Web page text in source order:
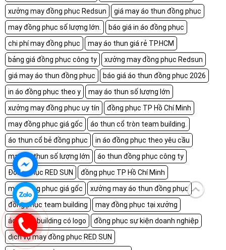
xưởng may đồng phục Redsun
giá may áo thun đồng phục
may đồng phục số lượng lớn.
báo giá in áo đồng phục
chi phí may đồng phục
may áo thun giá rẻ TP.HCM
bảng giá đồng phục công ty
xưởng may đồng phục Redsun
giá may áo thun đồng phục
báo giá áo thun đồng phục 2026
in áo đồng phục theo y
may áo thun số lượng lớn
xưởng may đồng phục uy tín
đồng phục TP Hồ Chí Minh
may đồng phục giá gốc
áo thun cổ tròn team building.
áo thun cổ bẻ đồng phục
in áo đồng phục theo yêu cầu
may áo thun số lượng lớn
áo thun đồng phục công ty
Đồng Phục RED SUN
đồng phục TP Hồ Chí Minh
may đồng phục giá gốc
xưởng may áo thun đồng phục
đồng phục team building
may đồng phục tại xưởng
áo team building có logo
đồng phục sự kiện doanh nghiệp
dịch vụ may đồng phục RED SUN